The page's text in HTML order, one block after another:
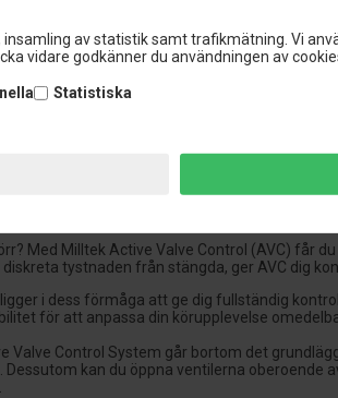
av statistik samt trafikmätning. Vi
vidare godkänner du användningen av
Statistiska
Valve Control
Med Milltek Active Valve Control (AVC) får
tystnaden från stängda, ger AVC dig
i dess förmåga att ge dig fullständig
för att anpassa din körupplevelse
Valve Control System går bortom det
kan du öppna ventilerna oberoende